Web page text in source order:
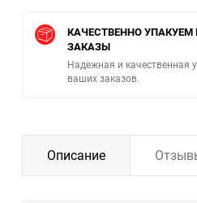
КАЧЕСТВЕННО
ЗАКАЗЫ
Надежная и качественная
ваших заказов.
Описание